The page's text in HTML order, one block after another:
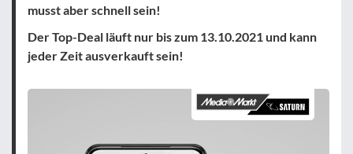
musst aber schnell sein!
Der Top-Deal läuft nur bis zum 13.10.2021 und kann
jeder Zeit ausverkauft sein!